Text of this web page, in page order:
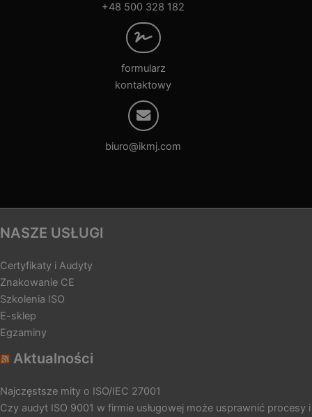
+48 500 328 182
formularz
kontaktowy
biuro@ikmj.com
NASZE USŁUGI
Certyfikaty i Audyty
Znakowanie CE
Szkolenia ISO
E-sklep
Egzaminy
Aktualności
Najczęstsze mity o ISO/IEC 27001
Czy audyt ISO 9001 w firmie usługowej może usprawnić procesy i